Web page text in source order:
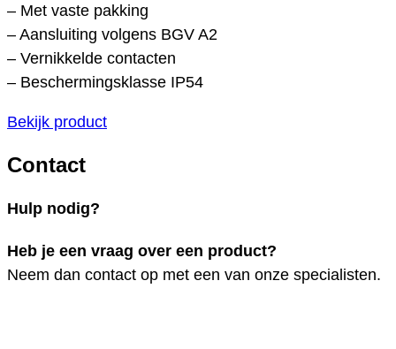
– Met vaste pakking
– Aansluiting volgens BGV A2
– Vernikkelde contacten
– Beschermingsklasse IP54
Bekijk product
Contact
Hulp nodig?
Heb je een vraag over een product?
Neem dan contact op met een van onze specialisten.